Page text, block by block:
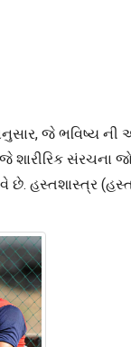
જે ભવિષ્ય ની
સંરચના